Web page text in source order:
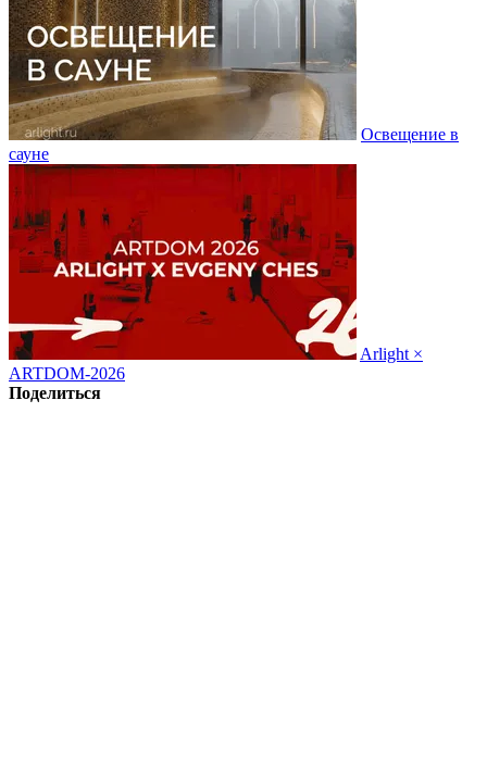
Освещение в
сауне
Arlight ×
ARTDOM-2026
Поделиться